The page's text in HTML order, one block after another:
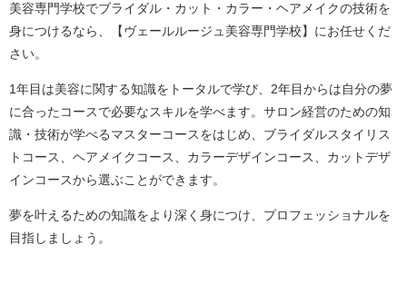
美容専門学校でブライダル・カット・カラー・ヘアメイクの技術を
身につけるなら、【ヴェールルージュ美容専門学校】にお任せくだ
さい。
1年目は美容に関する知識をトータルで学び、2年目からは自分の夢
に合った コースで必要なスキルを学べます。サロン経営のための知
識・技術が学べるマスターコースをはじめ、ブライダルスタイリス
トコース、ヘアメイクコース、カラーデザインコース、カットデザ
インコースから選ぶことができます。
夢を叶えるための知識をより深く身につけ、プロフェッショナルを
目指しましょう。